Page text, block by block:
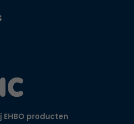
EHBO producten